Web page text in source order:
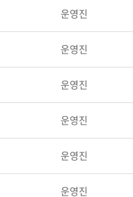
운영진
운영진
운영진
운영진
운영진
운영진